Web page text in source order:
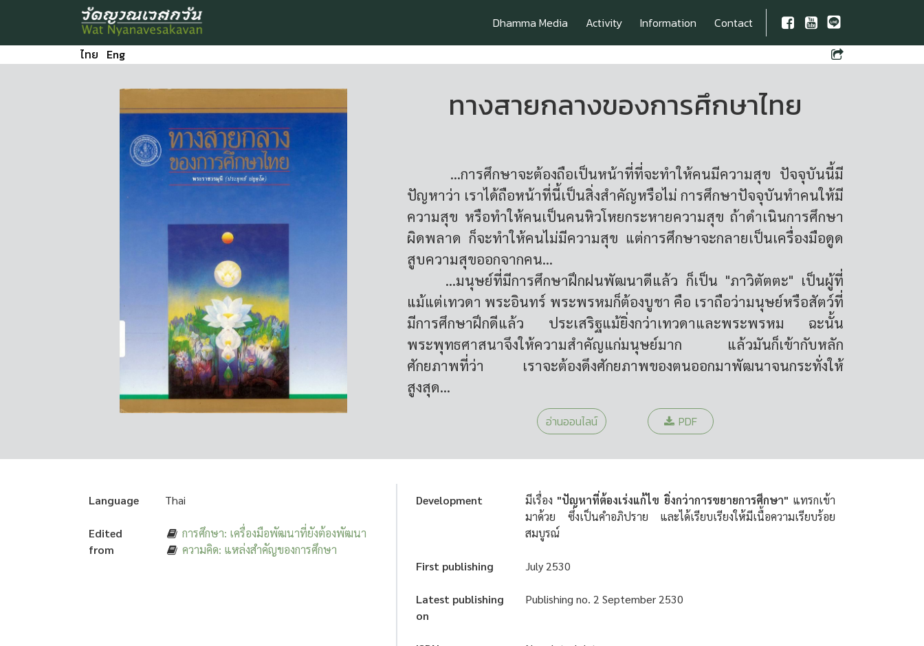
Dhamma Media Activity Information
Contact
ไทย Eng
ทางสายกลางของการศึกษาไทย
...การศึกษาจะต้องถือเป็นหน้าที่ที่จะทำให้คนมีความสุข ปัจจุบันนี้มี
ปัญหาว่า เราได้ถือหน้าที่นี้เป็นสิ่งสำคัญหรือไม่ การศึกษาปัจจุบันทำคนให้มี
ความสุข หรือทำให้คนเป็นคนหิวโหยกระหายความสุข ถ้าดำเนินการศึกษา
ผิดพลาด ก็จะทำให้คนไม่มีความสุข แต่การศึกษาจะกลายเป็นเครื่องมือดูด
สูบความสุขออกจากคน...
...มนุษย์ที่มีการศึกษาฝึกฝนพัฒนาดีแล้ว ก็เป็น "ภาวิตัตตะ" เป็นผู้ที่
แม้แต่เทวดา พระอินทร์ พระพรหมก็ต้องบูชา คือ เราถือว่ามนุษย์หรือสัตว์ที่
มีการศึกษาฝึกดีแล้ว ประเสริฐแม้ยิ่งกว่าเทวดาและพระพรหม ฉะนั้น
พระพุทธศาสนาจึงให้ความสำคัญแก่มนุษย์มาก แล้วมันก็เข้ากับหลัก
ศักยภาพที่ว่า เราจะต้องดึงศักยภาพของตนออกมาพัฒนาจนกระทั่งให้
สูงสุด...
อ่านออนไลน์ PDF
Language Thai
Edited
from
การศึกษา: เครื่องมือพัฒนาที่ยังต้องพัฒนา
ความคิด: แหล่งสำคัญของการศึกษา
Development มีเรื่อง "ปัญหาที่ต้องเร่งแก้ไข ยิ่งกว่าการขยายการศึกษา" แทรกเข้า
มาด้วย ซึ่งเป็นคำอภิปราย และได้เรียบเรียงให้มีเนื้อความเรียบร้อย
สมบูรณ์
First publishing July 2530
Latest publishing
on
Publishing no. 2 September 2530